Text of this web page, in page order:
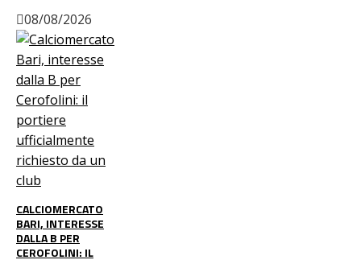
08/08/2026
CALCIOMERCATO
BARI, INTERESSE
DALLA B PER
CEROFOLINI: IL